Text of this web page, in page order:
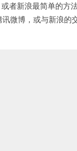
者新浪最简单的方
微博，或与新浪的